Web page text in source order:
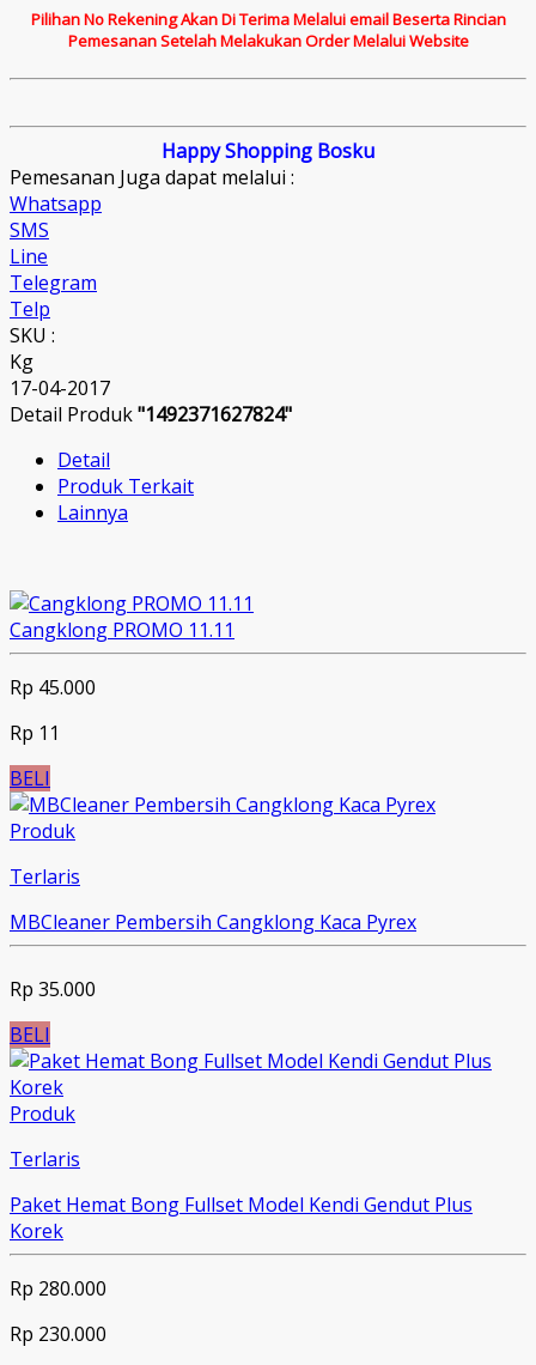
Pilihan No Rekening Akan Di Terima Melalui email Beserta Rincian
Pemesanan Setelah Melakukan Order Melalui Website
Happy Shopping Bosku
Pemesanan Juga dapat melalui :
Whatsapp
SMS
Line
Telegram
Telp
SKU :
Kg
17-04-2017
Detail Produk"1492371627824"
Detail
Produk Terkait
Lainnya
Cangklong PROMO 11.11
Rp 45.000
Rp 11
BELI
Produk
Terlaris
MBCleaner Pembersih Cangklong Kaca Pyrex
Rp 35.000
BELI
Produk
Terlaris
Paket Hemat Bong Fullset Model Kendi Gendut Plus
Korek
Rp 280.000
Rp 230.000